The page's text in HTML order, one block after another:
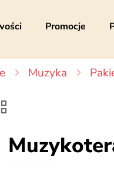
Promocje
Muzyka